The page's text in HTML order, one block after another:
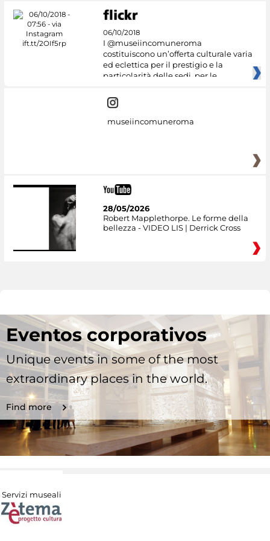
06/10/2018
I @museiincomuneroma
costituiscono un’offerta culturale varia
ed eclettica per il prestigio e la
particolarità delle sedi, per le
museiincomuneroma
28/05/2026
Robert Mapplethorpe. Le forme della
bellezza - VIDEO LIS | Derrick Cross
Eventos corporativos
Unique events in some of the most
extraordinary places in the world.
Find more
Servizi museali